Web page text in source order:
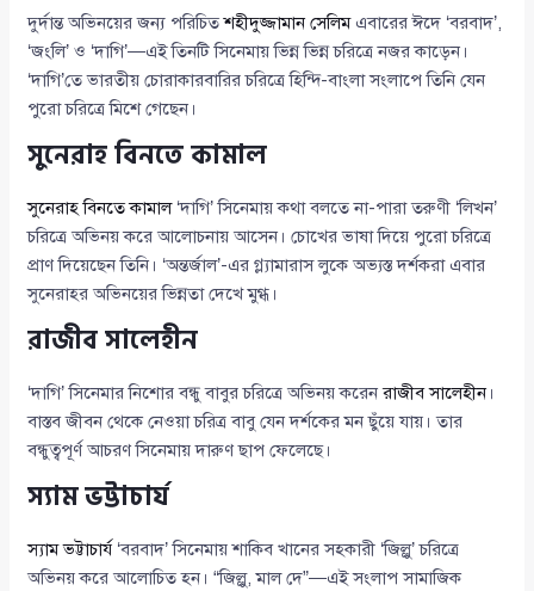
দুর্দান্ত অভিনয়ের জন্য পরিচিতশহীদুজ্জামান সেলিমএবারের ঈদে ‘বরবাদ’,
‘জংলি’ ও ‘দাগি’—এই তিনটি সিনেমায় ভিন্ন ভিন্ন চরিত্রে নজর কাড়েন।
‘দাগি’তে ভারতীয় চোরাকারবারির চরিত্রে হিন্দি-বাংলা সংলাপে তিনি যেন
পুরো চরিত্রে মিশে গেছেন।
সুনেরাহ বিনতে কামাল
সুনেরাহ বিনতে কামাল‘দাগি’ সিনেমায় কথা বলতে না-পারা তরুণী ‘লিখন’
চরিত্রে অভিনয় করে আলোচনায় আসেন। চোখের ভাষা দিয়ে পুরো চরিত্রে
প্রাণ দিয়েছেন তিনি। ‘অন্তর্জাল’-এর গ্ল্যামারাস লুকে অভ্যস্ত দর্শকরা এবার
সুনেরাহর অভিনয়ের ভিন্নতা দেখে মুগ্ধ।
রাজীব সালেহীন
‘দাগি’ সিনেমার নিশোর বন্ধু বাবুর চরিত্রে অভিনয় করেনরাজীব সালেহীন।
বাস্তব জীবন থেকে নেওয়া চরিত্র বাবু যেন দর্শকের মন ছুঁয়ে যায়। তার
বন্ধুত্বপূর্ণ আচরণ সিনেমায় দারুণ ছাপ ফেলেছে।
স্যাম ভট্টাচার্য
স্যাম ভট্টাচার্য ‘বরবাদ’ সিনেমায় শাকিব খানের সহকারী ‘জিল্লু’ চরিত্রে
অভিনয় করে আলোচিত হন। “জিল্লু, মাল দে”—এই সংলাপ সামাজিক